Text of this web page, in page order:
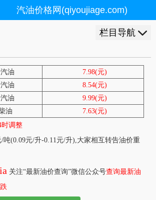
汽油价格网(qiyoujiage.com)
栏目导航
油
7.98(元)
油
8.54(元)
油
9.99(元)
油
7.63(元)
时调整
/吨(0.09元/升-0.11元/升),大家相互转告油价重
关注“最新油价查询”微信公众号查询最新油